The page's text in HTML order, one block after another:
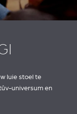
luie stoel te
universum en